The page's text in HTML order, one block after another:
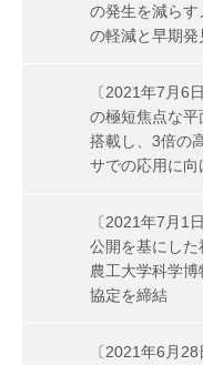
の発生を減ら
の軽減と早期発
〔2021年7月6
の極短焦点な
搭載し、3倍の
サでの応用に向
〔2021年7月1
公開を基にし
農工大学科学
協定を締結
〔2021年6月